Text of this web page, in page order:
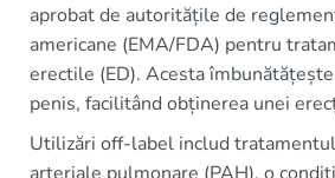
aprobat de autoritățile de
americane (EMA/FDA) pentru
erectile (ED). Acesta
penis, facilitând obținerea unei
Utilizări off-label includ